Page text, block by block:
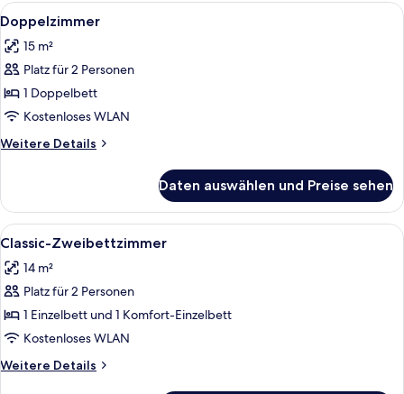
Alle
Fotos
für
Doppelzimmer
anzeigen
Ein Hotelzimmer mit einem großen
8
Doppelzimmer
15 m²
Platz für 2 Personen
1 Doppelbett
Kostenloses WLAN
Weitere Details
Weitere
Daten auswählen und Preise sehen
Alle
Fotos
für
Classic-
Zweibettzimmer
anzeigen
Ein Hotelzimmer mit zwei
6
Classic-Zweibettzimmer
14 m²
Platz für 2 Personen
1 Einzelbett und 1 Komfort-Einzelbett
Kostenloses WLAN
Weitere Details
Weitere